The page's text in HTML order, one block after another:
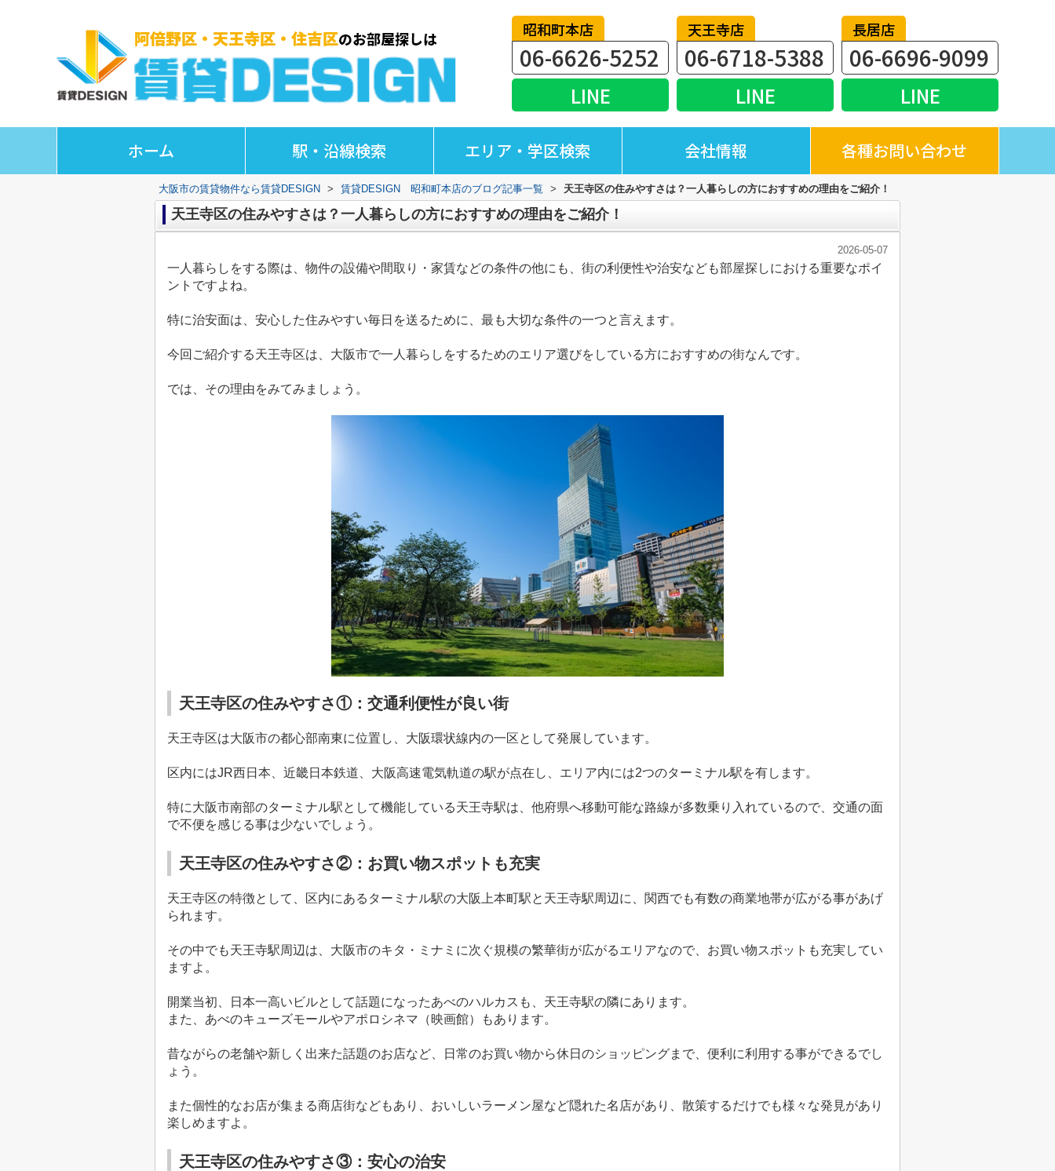
昭和町本店
06-6626-5252
LINE
天王寺店
06-6718-5388
LINE
長居店
06-6696-9099
LINE
ホーム 駅・沿線検索 エリア・学区検索 会社情報 各種お問い合わせ
大阪市の賃貸物件なら賃貸DESIGN > 賃貸DESIGN 昭和町本店のブログ記事一覧 > 天王寺区の住みやすさは？一人暮らしの方におすすめの理由をご紹介！
天王寺区の住みやすさは？一人暮らしの方におすすめの理由をご紹介！
2026-05-07
一人暮らしをする際は、物件の設備や間取り・家賃などの条件の他にも、街の利便性や治安なども部屋探しにおける重要なポイ
ントですよね。
特に治安面は、安心した住みやすい毎日を送るために、最も大切な条件の一つと言えます。
今回ご紹介する天王寺区は、大阪市で一人暮らしをするためのエリア選びをしている方におすすめの街なんです。
では、その理由をみてみましょう。
天王寺区の住みやすさ①：交通利便性が良い街
天王寺区は大阪市の都心部南東に位置し、大阪環状線内の一区として発展しています。
区内にはJR西日本、近畿日本鉄道、大阪高速電気軌道の駅が点在し、エリア内には2つのターミナル駅を有します。
特に大阪市南部のターミナル駅として機能している天王寺駅は、他府県へ移動可能な路線が多数乗り入れているので、交通の面
で不便を感じる事は少ないでしょう。
天王寺区の住みやすさ②：お買い物スポットも充実
天王寺区の特徴として、区内にあるターミナル駅の大阪上本町駅と天王寺駅周辺に、関西でも有数の商業地帯が広がる事があげ
られます。
その中でも天王寺駅周辺は、大阪市のキタ・ミナミに次ぐ規模の繁華街が広がるエリアなので、お買い物スポットも充実してい
ますよ。
開業当初、日本一高いビルとして話題になったあべのハルカスも、天王寺駅の隣にあります。
また、あべのキューズモールやアポロシネマ（映画館）もあります。
昔ながらの老舗や新しく出来た話題のお店など、日常のお買い物から休日のショッピングまで、便利に利用する事ができるでし
ょう。
また個性的なお店が集まる商店街などもあり、おいしいラーメン屋など隠れた名店があり、散策するだけでも様々な発見があり
楽しめますよ。
天王寺区の住みやすさ③：安心の治安